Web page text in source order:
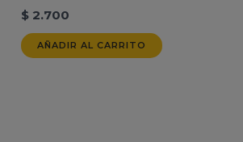
$ 2.700
AÑADIR AL CARRITO